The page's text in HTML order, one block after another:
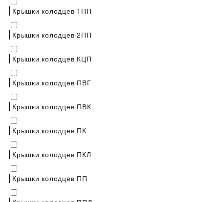
Крышки колодцев 1ПП
Крышки колодцев 2ПП
Крышки колодцев КЦП
Крышки колодцев ПВГ
Крышки колодцев ПВК
Крышки колодцев ПК
Крышки колодцев ПКЛ
Крышки колодцев ПП